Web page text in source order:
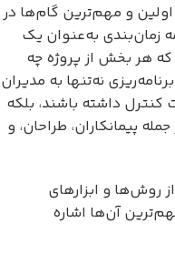
و مهم‌ترین گام‌ها در
زمان‌بندی به‌عنوان یک
هر بخش از پروژه چه
نه‌تنها به مدیران
کنترل داشته باشند، بلکه
پیمانکاران، طراحان، و
روش‌ها و ابزارهای
آن‌ها اشاره